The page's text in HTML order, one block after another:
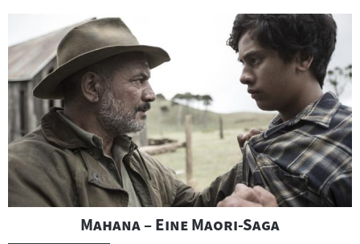
"
Mahana – Eine Maori-Saga"